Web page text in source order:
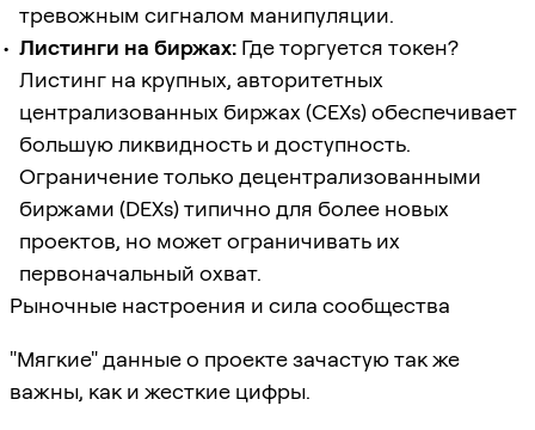
тревожным сигналом манипуляции.
Листинги на биржах: Где торгуется токен?
Листинг на крупных, авторитетных
централизованных биржах (CEXs) обеспечивает
большую ликвидность и доступность.
Ограничение только децентрализованными
биржами (DEXs) типично для более новых
проектов, но может ограничивать их
первоначальный охват.
Рыночные настроения и сила сообщества
"Мягкие" данные о проекте зачастую так же
важны, как и жесткие цифры.